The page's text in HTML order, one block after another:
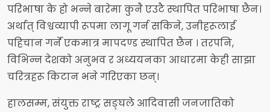
परिभाषा के हो भन्ने बारेमा कुनै एउटै स्थापित परिभाषा छैन।
अर्थात् विश्वव्यापी रूपमा लागू गर्न सकिने, उनीहरूलाई
पहिचान गर्ने एकमात्र मापदण्ड स्थापित छैन । तरपनि,
विभिन्न देशको अनुभव र अध्ययनका आधारमा केही साझा
चरित्रहरू किटान भने गरिएका छन्।
हालसम्म, संयुक्त राष्ट्र सङ्घले आदिवासी जनजातिको